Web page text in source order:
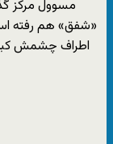
مسوول مرکز
«شفق» هم رفته
اطراف چشمش